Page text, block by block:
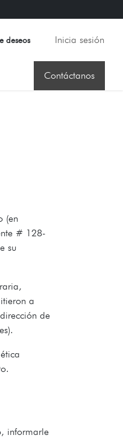
deseos Inicia sesión
Contáctanos
(en
# 128-
su
a
de
informarle